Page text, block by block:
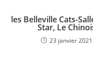
les Belleville Cats-
Star, Le
23 janvier 2021